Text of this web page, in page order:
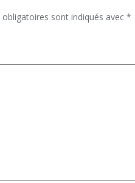
obligatoires sont indiqués avec *